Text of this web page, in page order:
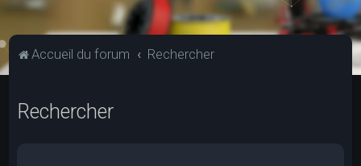
Accueil du forum Rechercher
Rechercher